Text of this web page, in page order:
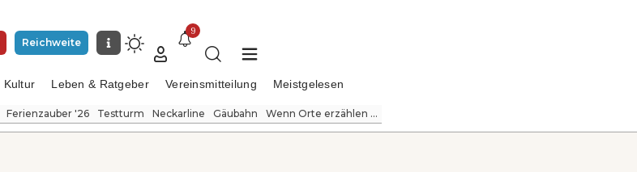
Reichweite
9
Kultur Leben & Ratgeber Vereinsmitteilung Meistgelesen
Ferienzauber '26 Testturm Neckarline Gäubahn Wenn Orte erzählen ...